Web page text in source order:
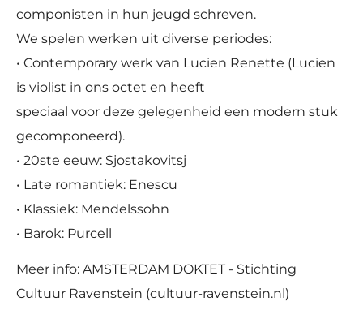
componisten in hun jeugd schreven.
We spelen werken uit diverse periodes:
• Contemporary werk van Lucien Renette (Lucien
is violist in ons octet en heeft
speciaal voor deze gelegenheid een modern stuk
gecomponeerd).
• 20ste eeuw: Sjostakovitsj
• Late romantiek: Enescu
• Klassiek: Mendelssohn
• Barok: Purcell
Meer info: AMSTERDAM DOKTET - Stichting
Cultuur Ravenstein (cultuur-ravenstein.nl)